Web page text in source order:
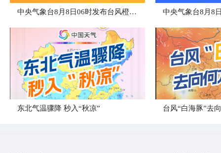
中央气象台8月8日06时发布台风橙色预警
东北气温骤降 秒入“秋凉” 台风“白海豚”去